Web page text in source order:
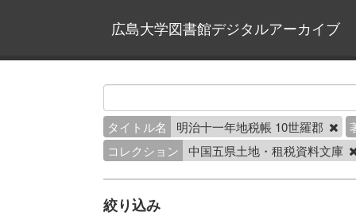
広島大学図書館デジタルアーカイブ
タイトル名 明治十一年地税帳 10世羅郡
コレクション
中国五県土地・租税資料文庫
絞り込み